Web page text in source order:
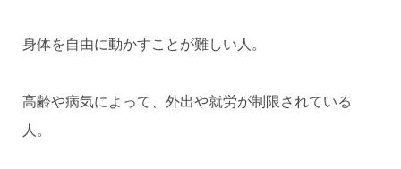
身体を自由に動かすことが難しい人。
高齢や病気によって、外出や就労が制限されている
人。